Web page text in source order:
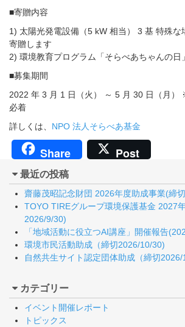
■寄贈内容
1) 太陽光発電設備（5 kW 相当） 3 基 特殊な
寄贈します
2) 環境教育プログラム「そらべあちゃんの日」
■募集期間
2022 年 3 月 1 日（火） ～ 5 月 30 日（月
必着
詳しくは、 NPO 法人そらべあ基金
Share Post
最近の投稿
齋藤茂昭記念財団 2026年度助成事業(締
TOYO TIREグループ環境保護基金 2027
2026/9/30)
「地域活動に役立つAI講座」開催報告
環境市民活動助成（締切2026/10/30)
自然共生サイト認定団体助成（締切2026/
カテゴリー
イベント開催レポート
トピックス